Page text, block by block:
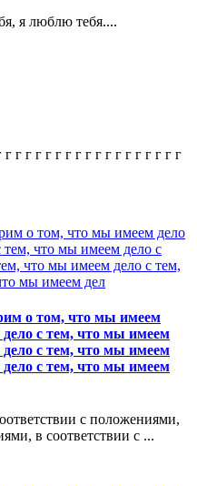
я люблю тебя....
г г г г г г г г г г г г г г г г г
о том, что мы имеем
с тем, что мы имеем
с тем, что мы имеем
с тем, что мы имеем
с положениями,
в соответствии с ...